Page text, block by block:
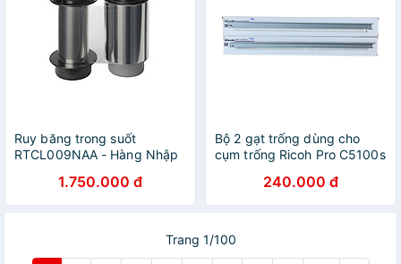
Ruy băng trong suốt
RTCL009NAA - Hàng Nhập
1.750.000 đ
Bộ 2 gạt trống dùng cho
cụm trống Ricoh Pro C5100s
C7100 | C651EX | C751EX |
MPC6502 | C8002 | C6503
khẩu )
240.000 đ
Trang 1/100